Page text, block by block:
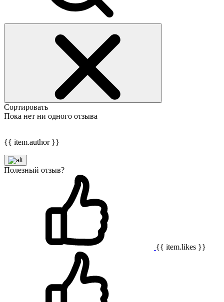
Сортировать
Пока нет ни одного отзыва
{{ item.author }}
Полезный отзыв?
{{ item.likes }}